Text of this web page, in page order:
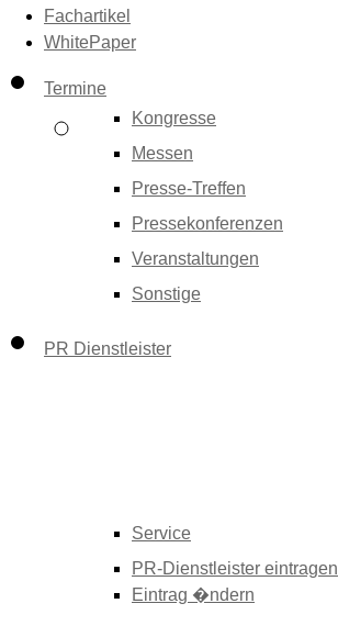
Fachartikel
WhitePaper
Termine
Kongresse
Messen
Presse-Treffen
Pressekonferenzen
Veranstaltungen
Sonstige
PR Dienstleister
Service
PR-Dienstleister eintragen
Eintrag �ndern